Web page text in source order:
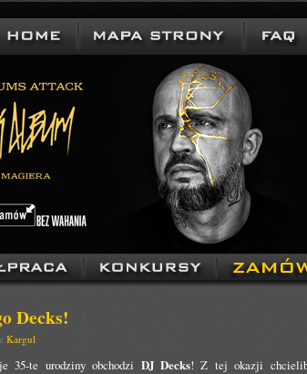
Decks!
Kargul
35-te urodziny obchodzi DJ Decks! Z tej okazji